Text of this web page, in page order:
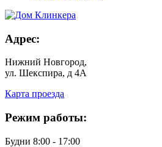
Адрес:
Нижний Новгород,
ул. Шекспира, д 4А
Карта проезда
Режим работы:
Будни 8:00 - 17:00